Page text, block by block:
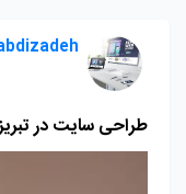
طراحی سایت در